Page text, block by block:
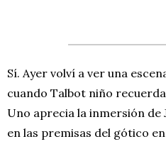
Sí. Ayer volví a ver una
cuando Talbot niño
Uno aprecia la inmersión de
en las premisas del gótico